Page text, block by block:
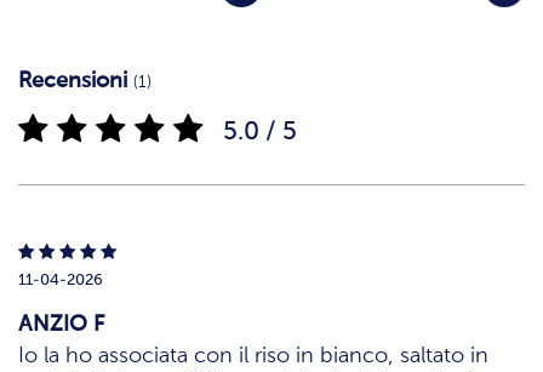
Recensioni (1)
5.0 / 5
11-04-2026
ANZIO F
Io la ho associata con il riso in bianco, saltato in